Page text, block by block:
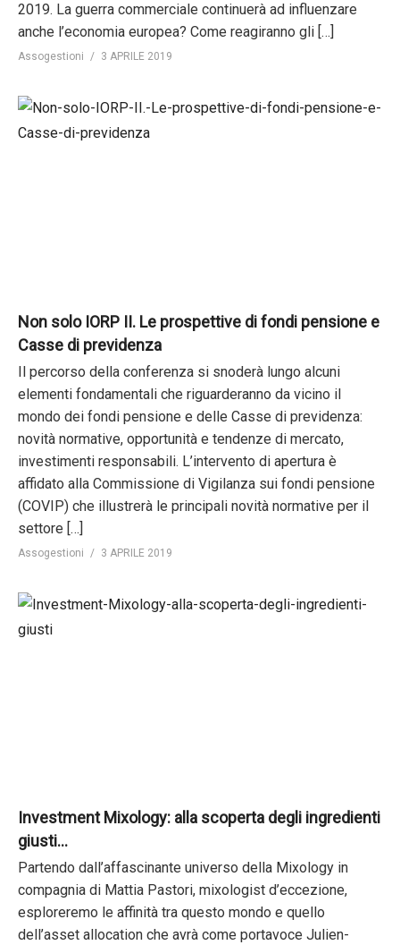
2019. La guerra commerciale continuerà ad influenzare
anche l’economia europea? Come reagiranno gli […]
Assogestioni 3 APRILE 2019
Non solo IORP II. Le prospettive di fondi pensione e
Casse di previdenza
Il percorso della conferenza si snoderà lungo alcuni
elementi fondamentali che riguarderanno da vicino il
mondo dei fondi pensione e delle Casse di previdenza:
novità normative, opportunità e tendenze di mercato,
investimenti responsabili. L’intervento di apertura è
affidato alla Commissione di Vigilanza sui fondi pensione
(COVIP) che illustrerà le principali novità normative per il
settore […]
Assogestioni 3 APRILE 2019
Investment Mixology: alla scoperta degli ingredienti
giusti…
Partendo dall’affascinante universo della Mixology in
compagnia di Mattia Pastori, mixologist d’eccezione,
esploreremo le affinità tra questo mondo e quello
dell’asset allocation che avrà come portavoce Julien-